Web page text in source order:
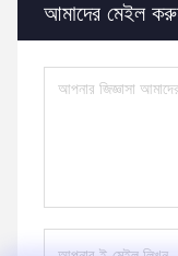
আমাদের মেইল